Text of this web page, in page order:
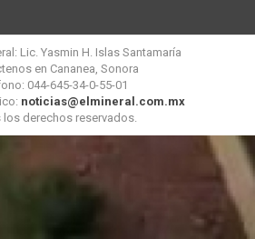
Lic. Yasmin H. Islas Santamaría
en Cananea, Sonora
044-645-34-0-55-01
noticias@elmineral.com.mx
los derechos reservados.